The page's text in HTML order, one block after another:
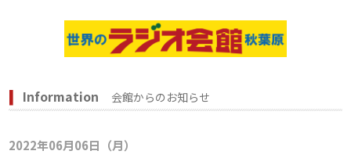
Information 会館からのお知らせ
2022年06月06日（月）